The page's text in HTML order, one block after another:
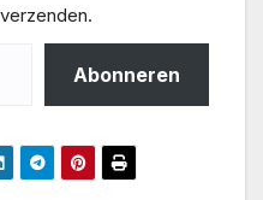
Abonneren